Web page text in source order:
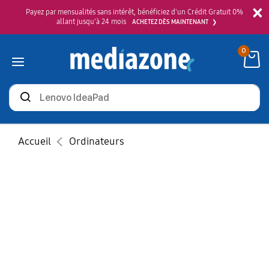
×
Payez par mensualités sans intérêt, bénéficiez d'un Crédit Gratuit 0%
allant jusqu'à 24 mois
ACHETEZ DÈS MAINTENANT
Rechercher
des
produits
0
Accueil Ordinateurs